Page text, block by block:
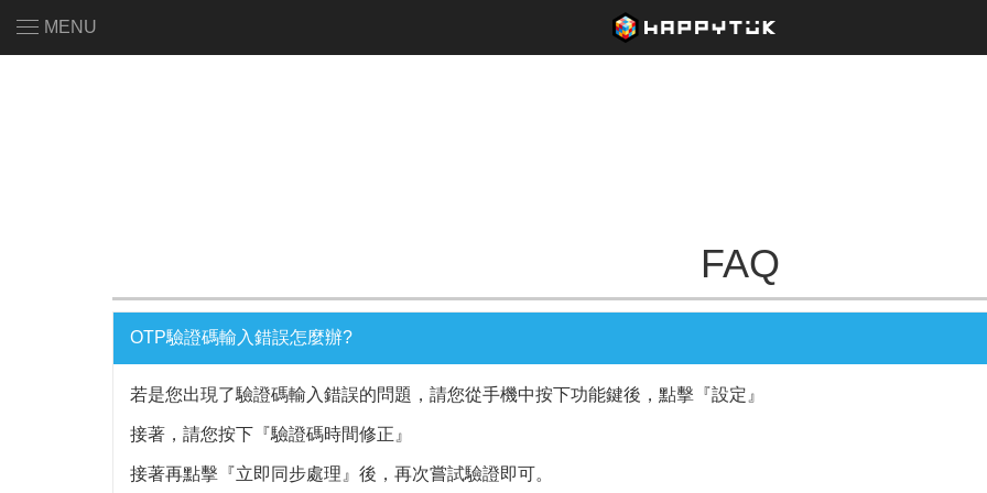
MENU
FAQ
OTP驗證碼輸入錯誤怎麼辦?
若是您出現了驗證碼輸入錯誤的問題，請您從手機中按下功能鍵後，點擊『設定』
接著，請您按下『驗證碼時間修正』
接著再點擊『立即同步處理』後，再次嘗試驗證即可。